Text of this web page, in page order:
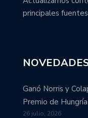
principales
Ganó Norris y
Premio de
26 julio, 2026